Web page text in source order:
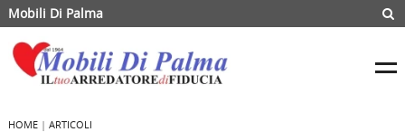
Mobili Di Palma
HOME| ARTICOLI